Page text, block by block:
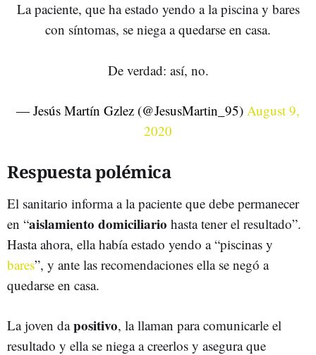
La paciente, que ha estado yendo a la piscina y bares
con síntomas, se niega a quedarse en casa.
De verdad: así, no.
— Jesús Martín Gzlez (@JesusMartin_95) August 9,
2020
Respuesta polémica
El sanitario informa a la paciente que debe permanecer
en “aislamiento domiciliario hasta tener el resultado”.
Hasta ahora, ella había estado yendo a “piscinas y
bares”, y ante las recomendaciones ella se negó a
quedarse en casa.
La joven dapositivo, la llaman para comunicarle el
resultado y ella se niega a creerlos y asegura que